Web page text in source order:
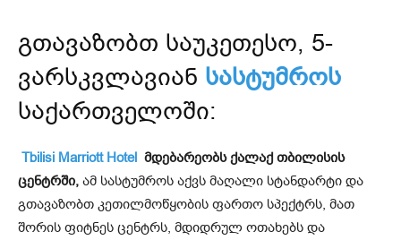
გთავაზობთ საუკეთესო, 5-
ვარსკვლავიან სასტუმროს
საქართველოში:
Tbilisi Marriott Hotel მდებარეობს ქალაქ თბილისის
ცენტრში, ამ სასტუმროს აქვს მაღალი სტანდარტი და
გთავაზობთ კეთილმოწყობის ფართო სპექტრს, მათ
შორის ფიტნეს ცენტრს, მდიდრულ ოთახებს და